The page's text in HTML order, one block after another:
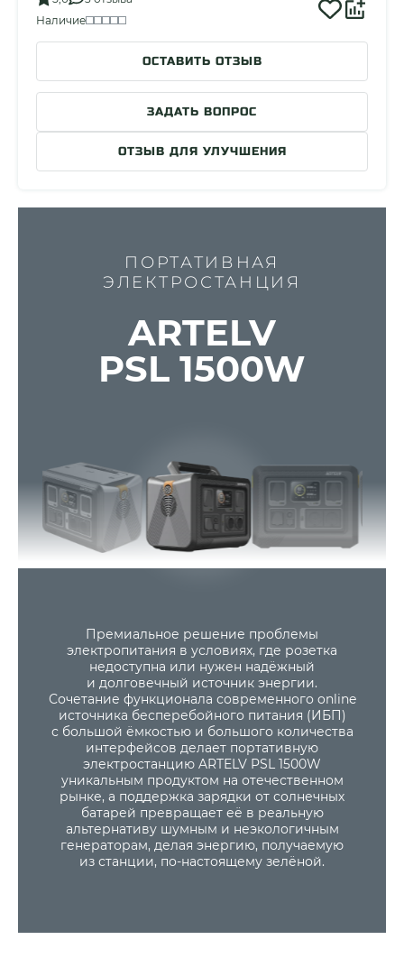
Наличие
ОСТАВИТЬ ОТЗЫВ
ЗАДАТЬ ВОПРОС
ОТЗЫВ ДЛЯ УЛУЧШЕНИЯ
ARTELV
PSL 1500W
Премиальное решение проблемы
электропитания в условиях, где розетка
недоступна или нужен надёжный
и долговечный источник энергии.
Сочетание функционала современного online
источника бесперебойного питания (ИБП)
с большой ёмкостью и большого количества
интерфейсов делает портативную
электростанцию ARTELV PSL 1500W
уникальным продуктом на отечественном
рынке, а поддержка зарядки от солнечных
батарей превращает её в реальную
альтернативу шумным и неэкологичным
генераторам, делая энергию, получаемую
из станции, по-настоящему зелёной.
ПОРТАТИВНАЯ
ЭЛЕКТРОСТАНЦИЯ